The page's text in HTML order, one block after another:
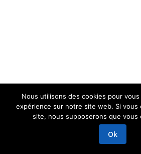
Nous utilisons des cookies pour
expérience sur notre site web. Si vous
site, nous supposerons que vous
Ok